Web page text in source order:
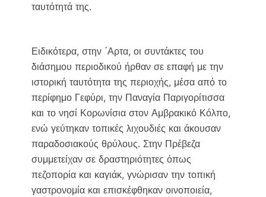
ταυτότητά της.
Ειδικότερα, στην ΄Αρτα, οι συντάκτες του
διάσημου περιοδικού ήρθαν σε επαφή με την
ιστορική ταυτότητα της περιοχής, μέσα από το
περίφημο Γεφύρι, την Παναγία Παριγορίτισσα
και το νησί Κορωνίσια στον Αμβρακικό Κόλπο,
ενώ γεύτηκαν τοπικές λιχουδιές και άκουσαν
παραδοσιακούς θρύλους. Στην Πρέβεζα
συμμετείχαν σε δραστηριότητες όπως
πεζοπορία και καγιάκ, γνώρισαν την τοπική
γαστρονομία και επισκέφθηκαν οινοποιεία,